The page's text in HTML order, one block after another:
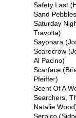
Safety Last
Sand
Saturday
Travolta)
Sayonara
Scarecrow
Al Pacino)
Scarface
Pfeiffer)
Scent Of A
Searchers,
Natalie
Serpico